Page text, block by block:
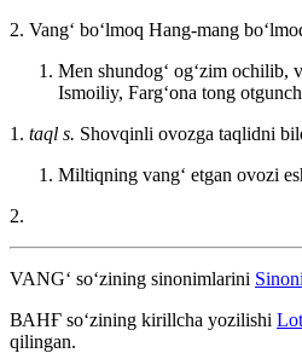
2. Vangʻ boʻlmoq Hang-mang
Men shundogʻ ogʻzim ochilib,
Ismoiliy, Fargʻona tong
1. taql s. Shovqinli ovozga taqlidni
Miltiqning vangʻ etgan ovozi
2.
VANG‘ so‘zining sinonimlarini
ВАНҒ so‘zining kirillcha yozilishi
qilingan.